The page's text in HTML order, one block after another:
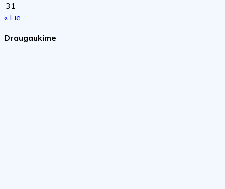
31
« Lie
Draugaukime